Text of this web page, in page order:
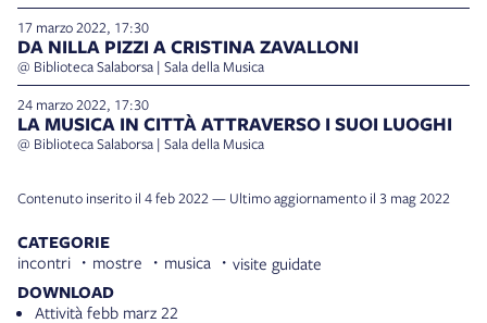
CATEGORIE
incontri mostre musica visite guidate
DOWNLOAD
Attività febb marz 22
17 marzo 2022, 17:30
DA NILLA PIZZI A CRISTINA ZAVALLONI
@ Biblioteca Salaborsa | Sala della Musica
24 marzo 2022, 17:30
LA MUSICA IN CITTÀ ATTRAVERSO I SUOI LUOGHI
@ Biblioteca Salaborsa | Sala della Musica
Contenuto inserito il 4 feb 2022 — Ultimo aggiornamento il 3 mag 2022